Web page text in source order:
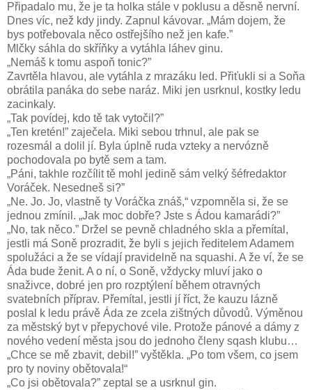
Připadalo mu, že je ta holka stále v poklusu a děsně nervní.
Dnes víc, než kdy jindy. Zapnul kávovar. „Mám dojem, že
bys potřebovala něco ostřejšího než jen kafe.”
Mlčky sáhla do skříňky a vytáhla láhev ginu.
„Nemáš k tomu aspoň tonic?”
Zavrtěla hlavou, ale vytáhla z mrazáku led. Přiťukli si a Soňa
obrátila panáka do sebe naráz. Miki jen usrknul, kostky ledu
zacinkaly.
„Tak povídej, kdo tě tak vytočil?”
„Ten kretén!” zaječela. Miki sebou trhnul, ale pak se
rozesmál a dolil jí. Byla úplně ruda vzteky a nervózně
pochodovala po bytě sem a tam.
„Páni, takhle rozčílit tě mohl jedině sám velký šéfredaktor
Voráček. Nesedneš si?”
„Ne. Jo. Jo, vlastně ty Voráčka znáš,“ vzpomněla si, že se
jednou zmínil. „Jak moc dobře? Jste s Ádou kamarádi?”
„No, tak něco.” Držel se pevně chladného skla a přemítal,
jestli má Soně prozradit, že byli s jejich ředitelem Adamem
spolužáci a že se vídají pravidelně na squashi. A že ví, že se
Áda bude ženit. A o ní, o Soně, vždycky mluví jako o
snaživce, dobré jen pro rozptýlení během otravných
svatebních příprav. Přemítal, jestli jí říct, že kauzu lázně
poslal k ledu právě Áda ze zcela zištných důvodů. Výměnou
za městský byt v přepychové vile. Protože pánové a dámy z
nového vedení města jsou do jednoho členy sqash klubu…
„Chce se mě zbavit, debil!” vyštěkla. „Po tom všem, co jsem
pro ty noviny obětovala!“
„Co jsi obětovala?” zeptal se a usrknul gin.